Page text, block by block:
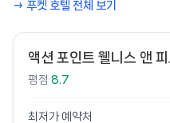
→ 푸켓 호텔 전체 보기
액션 포인트 웰니스 앤
평점 8.7
최저가 예약처